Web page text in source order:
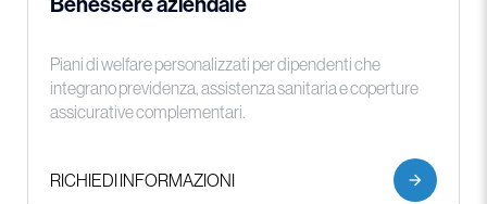
Piani di welfare personalizzati per dipendenti che
integrano previdenza, assistenza sanitaria e coperture
assicurative complementari.
RICHIEDI INFORMAZIONI